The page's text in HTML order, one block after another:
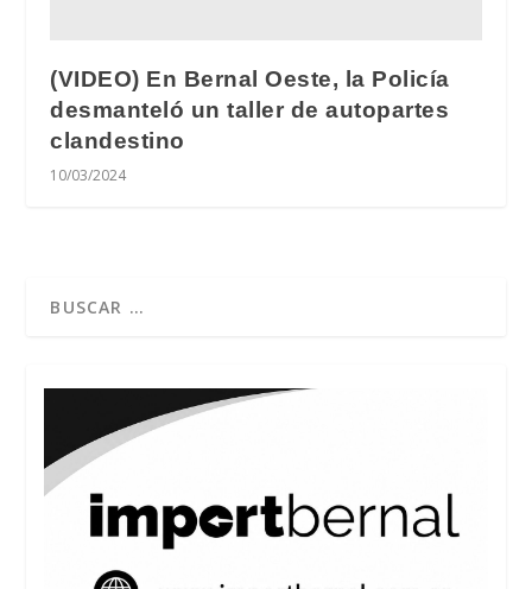
(VIDEO) En Bernal Oeste, la Policía
desmanteló un taller de autopartes
clandestino
10/03/2024